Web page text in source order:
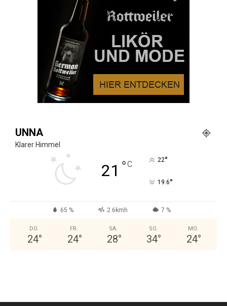
UNNA
Klarer Himmel
21 °C 22°
19.6°
65 % 2.6kmh 7 %
DO.
24°
FR.
24°
SA.
28°
SO.
34°
MO.
24°